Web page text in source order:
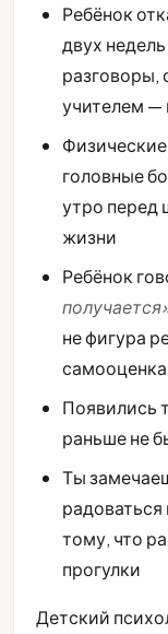
Ребёнок
двух
разговоры,
учителем —
головные
утро перед
жизни
Ребёнок
не фигура
Появились
раньше не
Ты
тому, что
прогулки
Детский